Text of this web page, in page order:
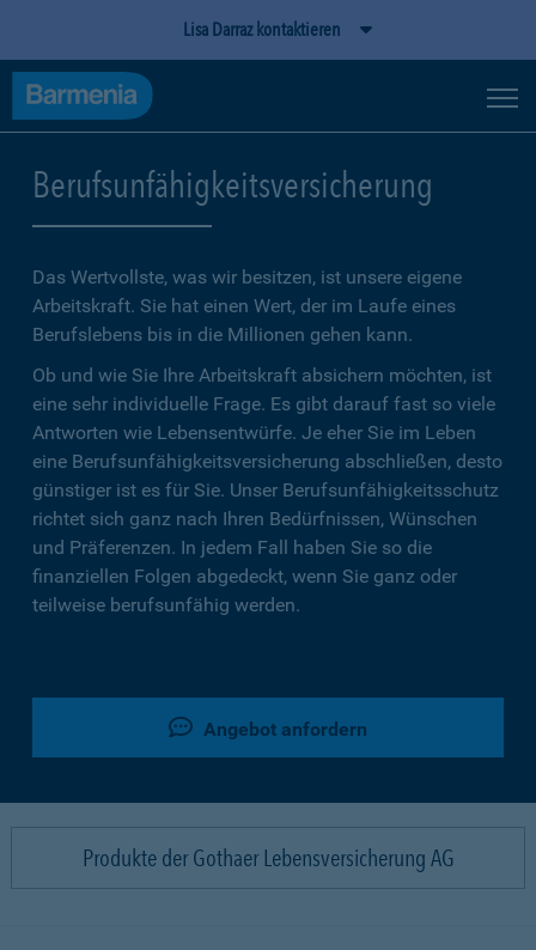
Lisa Darraz kontaktieren
Berufsunfähigkeitsversicherung
Das Wertvollste, was wir besitzen, ist unsere eigene
Arbeitskraft. Sie hat einen Wert, der im Laufe eines
Berufslebens bis in die Millionen gehen kann.
Ob und wie Sie Ihre Arbeitskraft absichern möchten, ist
eine sehr individuelle Frage. Es gibt darauf fast so viele
Antworten wie Lebensentwürfe. Je eher Sie im Leben
eine Berufsunfähigkeitsversicherung abschließen, desto
günstiger ist es für Sie. Unser Berufsunfähigkeitsschutz
richtet sich ganz nach Ihren Bedürfnissen, Wünschen
und Präferenzen. In jedem Fall haben Sie so die
finanziellen Folgen abgedeckt, wenn Sie ganz oder
teilweise berufsunfähig werden.
Angebot anfordern
Produkte der Gothaer Lebensversicherung AG